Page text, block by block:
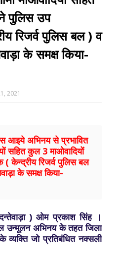
पुलिस उप
रिजर्व पुलिस बल ) व
के समक्ष किया-
2021
आइये अभिनय से प्रभावित
सहित कुल 3 माओवादियों
( केन्द्रीय रिजर्व पुलिस बल
के समक्ष किया-
) ओम प्रकाश सिंह ।
उन्मूलन अभिनय के तहत जिला
के व्यक्ति जो प्रतिबंधित नक्सली